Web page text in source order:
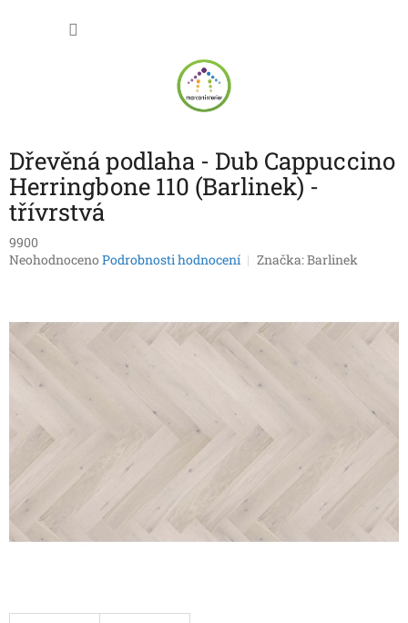
Dřevěná podlaha - Dub Cappuccino
Herringbone 110 (Barlinek) -
třívrstvá
9900
Průměrné
hvězdiček.
Neohodnoceno Podrobnosti hodnocení Značka:Barlinek